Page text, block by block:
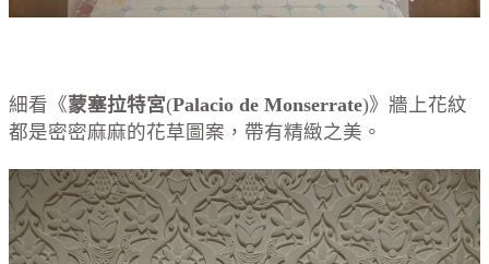
細看《蒙塞拉特宮(Palacio de Monserrate)》牆上花紋
都是密密麻麻的花草圖案，帶有精緻之美。